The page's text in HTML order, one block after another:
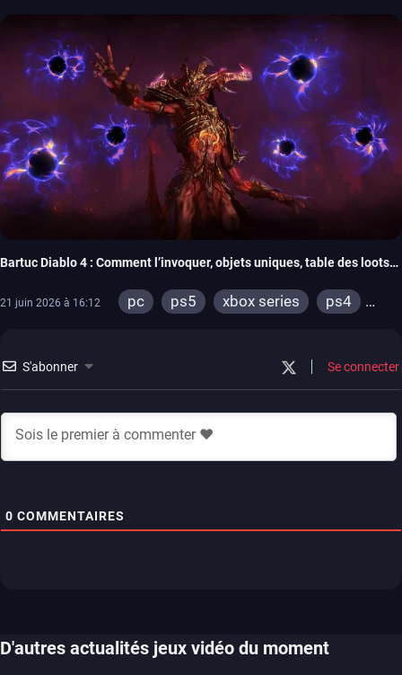
Bartuc Diablo 4 : Comment l’invoquer, objets uniques, table des loots…
21 juin 2026 à 16:12 pc ps5 xbox series
ps4
S'abonner Se connecter
0 COMMENTAIRES
D'autres actualités jeux vidéo du moment